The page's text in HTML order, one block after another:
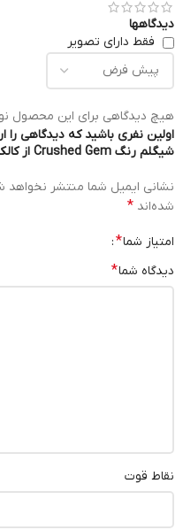
دیدگاهها
فقط دارای تصویر
هیچ دیدگاهی برای این محصول
اولین نفری باشید که دیدگاهی را
شیگلم رنگ Crushed Gem از کالکشن Lustra”
نشانی ایمیل شما منتشر نخواهد
شده‌اند *
امتیاز شما*
دیدگاه شما*
نقاط قوت